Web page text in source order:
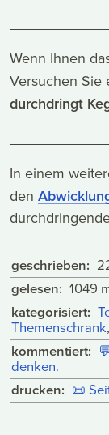
Wenn Ihnen
Versuchen Sie
durchdringt
In einem
den
geschrieben:
gelesen: 1049
kategorisiert:
Themenschrank,
kommentiert:
denken.
drucken: 📜